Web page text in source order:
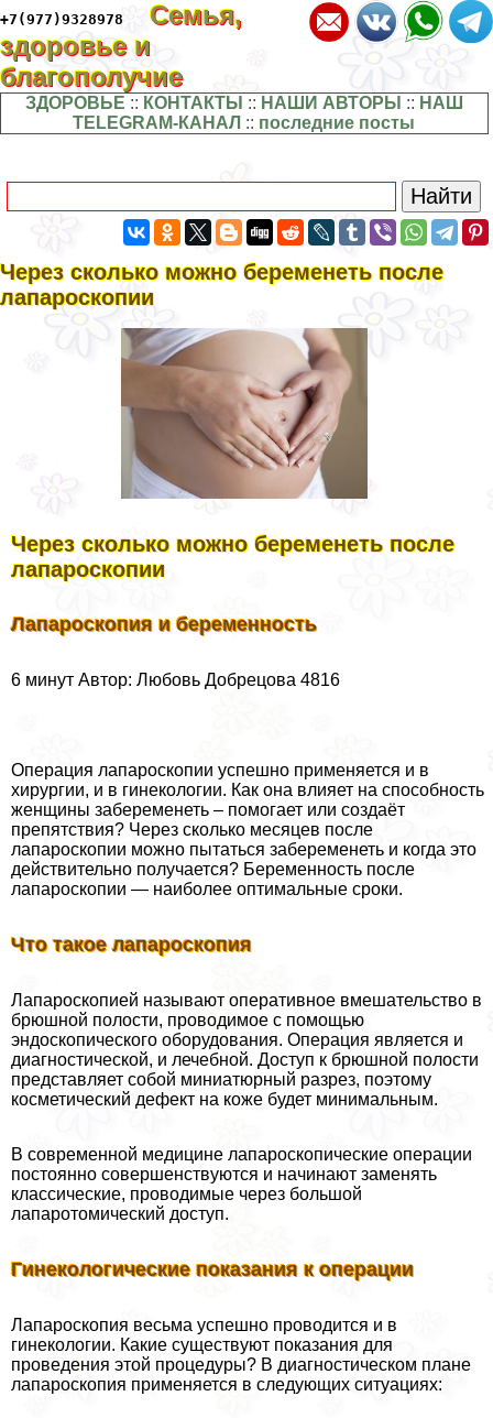
+7(977)9328978
Семья,
здоровье и
благополучие
ЗДОРОВЬЕ :: КОНТАКТЫ :: НАШИ АВТОРЫ :: НАШ
TELEGRAM-КАНАЛ :: последние посты
Через сколько можно беременеть после
лапароскопии
Через сколько можно беременеть после
лапароскопии
Лапароскопия и беременность
6 минут Автор: Любовь Добрецова 4816
Операция лапароскопии успешно применяется и в
хирургии, и в гинекологии. Как она влияет на способность
женщины забеременеть – помогает или создаёт
препятствия? Через сколько месяцев после
лапароскопии можно пытаться забеременеть и когда это
действительно получается? Беременность после
лапароскопии — наиболее оптимальные сроки.
Что такое лапароскопия
Лапароскопией называют оперативное вмешательство в
брюшной полости, проводимое с помощью
эндоскопического оборудования. Операция является и
диагностической, и лечебной. Доступ к брюшной полости
представляет собой миниатюрный разрез, поэтому
косметический дефект на коже будет минимальным.
В современной медицине лапароскопические операции
постоянно совершенствуются и начинают заменять
классические, проводимые через большой
лапаротомический доступ.
Гинекологические показания к операции
Лапароскопия весьма успешно проводится и в
гинекологии. Какие существуют показания для
проведения этой процедуры? В диагностическом плане
лапароскопия применяется в следующих ситуациях: